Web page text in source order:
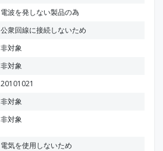
電波を発しない製品の為
公衆回線に接続しないため
非対象
非対象
20101021
非対象
非対象
電気を使用しないため